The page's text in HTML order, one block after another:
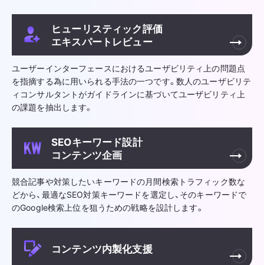
ヒューリスティック評価
エキスパートレビュー
ユーザーインターフェースにおけるユーザビリティ上の問題点
を指摘する為に用いられる手法の一つです。数人のユーザビリテ
ィコンサルタントがガイドラインに基づいてユーザビリティ上
の課題を抽出します。
SEOキーワード設計
コンテンツ企画
競合記事や対策したいキーワードの月間検索トラフィック数な
どから、最適なSEO対策キーワードを選定し、そのキーワードで
のGoogle検索上位を狙うための戦略を設計します。
コンテンツ内製化支援